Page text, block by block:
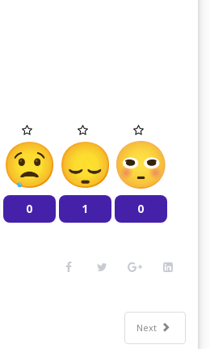
0
1
0
Next